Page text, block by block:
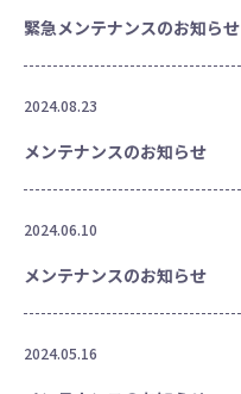
緊急メンテナンスのお知らせ
2024.08.23
メンテナンスのお知らせ
2024.06.10
メンテナンスのお知らせ
2024.05.16